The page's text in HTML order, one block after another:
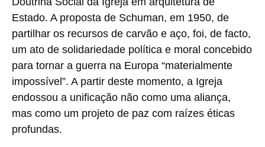
Estado. A proposta de Schuman, em 1950, de
partilhar os recursos de carvão e aço, foi, de facto,
um ato de solidariedade política e moral concebido
para tornar a guerra na Europa “materialmente
impossível”. A partir deste momento, a Igreja
endossou a unificação não como uma aliança,
mas como um projeto de paz com raízes éticas
profundas.